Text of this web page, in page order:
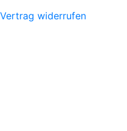
Vertrag widerrufen